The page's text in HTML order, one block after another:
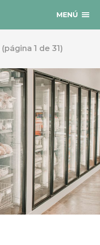
MENÚ
(página 1 de 31)